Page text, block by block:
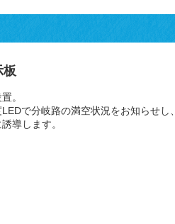
板
。
で分岐路の満空状況をお知らせし、
導します。